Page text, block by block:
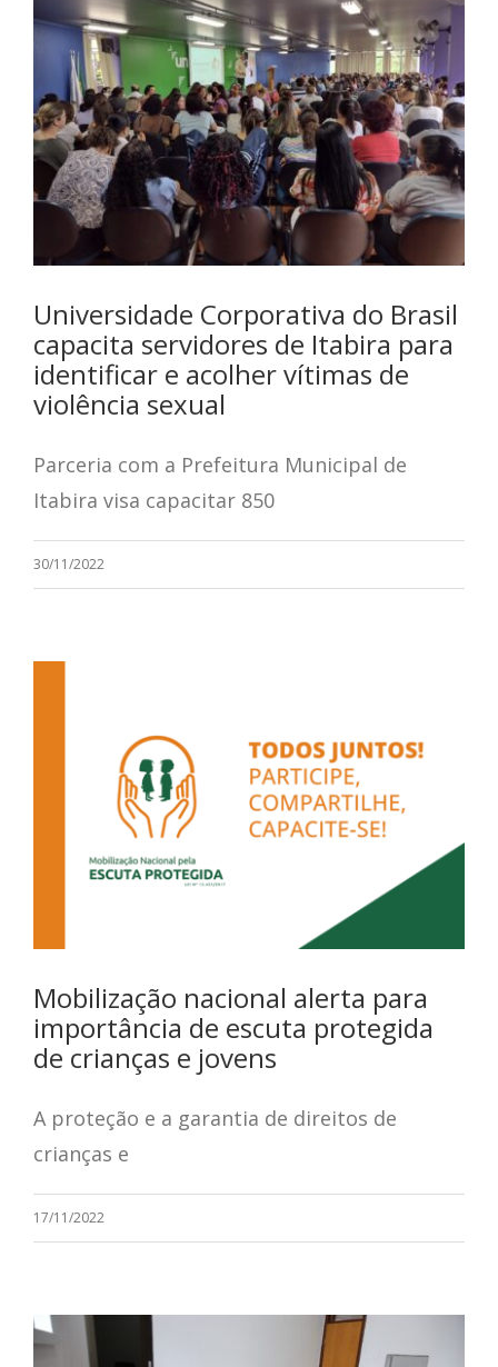
Universidade Corporativa do Brasil
capacita servidores de Itabira para
identificar e acolher vítimas de
violência sexual
Parceria com a Prefeitura Municipal de
Itabira visa capacitar 850
30/11/2022
Mobilização nacional alerta para
importância de escuta protegida
de crianças e jovens
A proteção e a garantia de direitos de
crianças e
17/11/2022